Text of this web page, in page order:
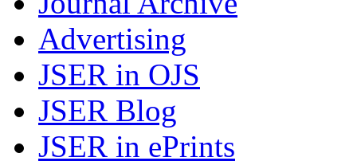
Advertising
JSER in OJS
JSER Blog
JSER in ePrints